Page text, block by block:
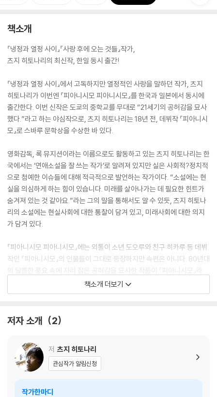
책소개
『냉정과 열정 사이』『사랑 후에 오는 것들』작가,
츠지 히토나리의 최신작, 한일 동시 출간!
『냉정과 열정 사이』에서 고독하지만 열정적인 사랑을 말하던 작가, 츠지
히토나리가 이번엔 『피아니시모 피아니시모』를 한국과 일본에서 동시에
출간한다. 이번 신작은 도쿄의 중학교를 무대로 “21세기의 공허감을 묘사
했다.”라고 하는 야심작으로, 츠지 히토나리는 18년 전, 데뷔작 『피아니시
모』로 스바루 문학상을 수상한 바 있다.
영화감독, 록 뮤지션이라는 이름으로도 활동하고 있는 츠지 히토나리는 한
국에서는 ‘연애소설을 잘 쓰는 작가’로 알려져 있지만 실은 사회적?정치적
으로 첨예한 이슈들에 대해 적극적으로 발언하는 작가이다. “소설에는 현
실을 의심하게 하는 힘이 있습니다. 미래를 살아나가는 데 필요한 힌트가
숨겨져 있는 것 같아요.”라는 그의 말을 통해서도 알 수 있듯, 츠지 히토나
리의 소설에는 현실사회에 대한 통찰이 담겨 있고, 미래사회에 대한 의지
가 담겨 있다.
『피아니시모 피아니시모』에는 외톨이 소년 도오루와 친구 히카루 등 데뷔
작인 『피아니시모』의 인물들이 그대로 등장하지만 속편은 아니다. 80년대
의 달콤한 풍요 속에 자리 잡은 공허감을 묘사한 작품이 『피아니시모』라
면, 테러나 집단 자살 등 미래가 보이지 않는 절망의 시대에 새로운 희망을
보여주고 있는 작품이 이번의 『피아니시모 피아니시모』이다.
책소개 더보기
저자 소개 2
저 츠지 히토나리
관심작가 알림신청
작가한마디